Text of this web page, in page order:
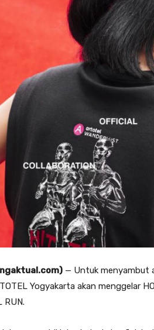
— Untuk menyambut
Yogyakarta akan menggelar
RUN.